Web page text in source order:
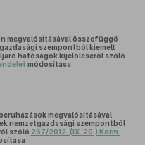
megvalósításával összefüggő
szempontból kiemelt
hatóságok kijelöléséről szóló
módosítása
megvalósításával
nemzetgazdasági szempontból
szóló 267/2012. (IX. 20.) Korm.